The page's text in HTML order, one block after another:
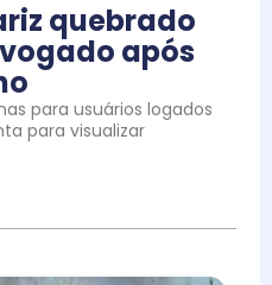
quebrado
após
para usuários logados
para visualizar